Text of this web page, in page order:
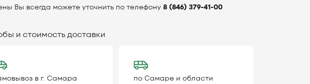
Вы всегда можете уточнить по телефону 8 (846) 379-41-00
и стоимость доставки
в г. Самара
по Самаре и области